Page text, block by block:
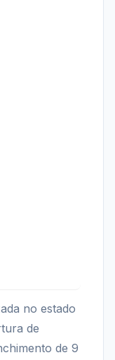
no estado
de
de 9